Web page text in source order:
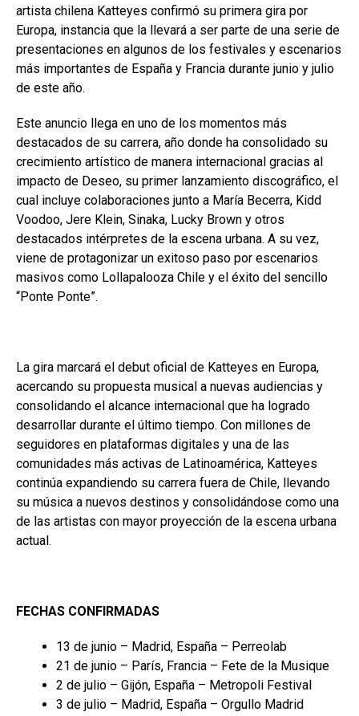
artista chilena Katteyes confirmó su primera gira por
Europa, instancia que la llevará a ser parte de una serie de
presentaciones en algunos de los festivales y escenarios
más importantes de España y Francia durante junio y julio
de este año.
Este anuncio llega en uno de los momentos más
destacados de su carrera, año donde ha consolidado su
crecimiento artístico de manera internacional gracias al
impacto de Deseo, su primer lanzamiento discográfico, el
cual incluye colaboraciones junto a María Becerra, Kidd
Voodoo, Jere Klein, Sinaka, Lucky Brown y otros
destacados intérpretes de la escena urbana. A su vez,
viene de protagonizar un exitoso paso por escenarios
masivos como Lollapalooza Chile y el éxito del sencillo
“Ponte Ponte”.
La gira marcará el debut oficial de Katteyes en Europa,
acercando su propuesta musical a nuevas audiencias y
consolidando el alcance internacional que ha logrado
desarrollar durante el último tiempo. Con millones de
seguidores en plataformas digitales y una de las
comunidades más activas de Latinoamérica, Katteyes
continúa expandiendo su carrera fuera de Chile, llevando
su música a nuevos destinos y consolidándose como una
de las artistas con mayor proyección de la escena urbana
actual.
FECHAS CONFIRMADAS
13 de junio – Madrid, España – Perreolab
21 de junio – París, Francia – Fete de la Musique
2 de julio – Gijón, España – Metropoli Festival
3 de julio – Madrid, España – Orgullo Madrid